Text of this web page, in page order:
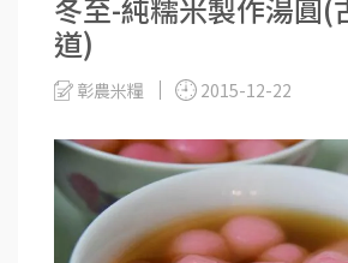
冬至-純糯米製作湯圓(
道)
彰農米糧 2015-12-22